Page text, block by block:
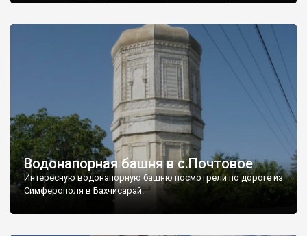
Водонапорная башня в с.Почтовое
Интересную водонапорную башню посмотрели по дороге из
Симферополя в Бахчисарай.